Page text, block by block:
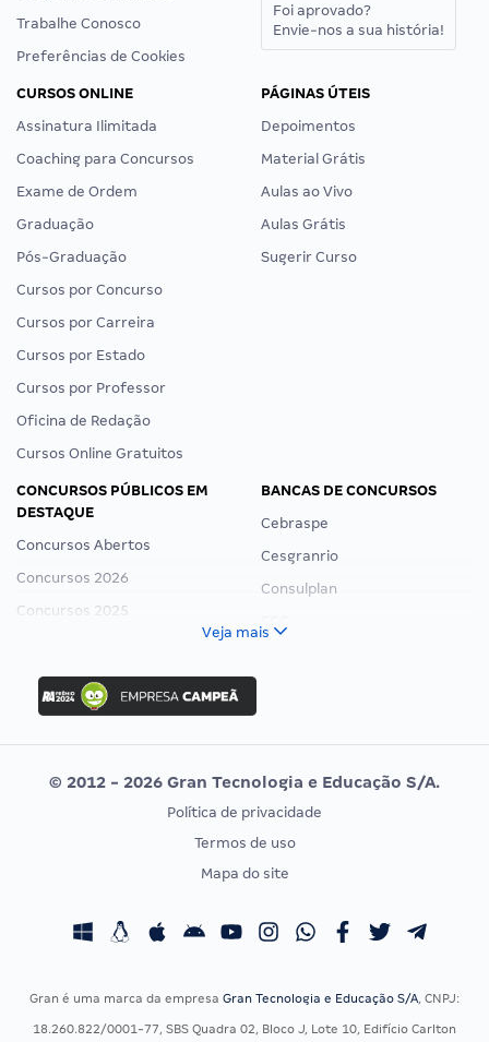
Trabalhe Conosco
Preferências de Cookies
Foi aprovado?
Envie-nos a sua história!
CURSOS ONLINE
Assinatura Ilimitada
Coaching para Concursos
Exame de Ordem
Graduação
Pós-Graduação
Cursos por Concurso
Cursos por Carreira
Cursos por Estado
Cursos por Professor
Oficina de Redação
Cursos Online Gratuitos
PÁGINAS ÚTEIS
Depoimentos
Material Grátis
Aulas ao Vivo
Aulas Grátis
Sugerir Curso
CONCURSOS PÚBLICOS EM
DESTAQUE
Concursos Abertos
Concursos 2026
Concursos 2025
Concurso Nacional Unificado
Concurso Ibama
Concurso MPU
Editais publicados
BANCAS DE CONCURSOS
Cebraspe
Cesgranrio
Consulplan
Vunesp
CONCURSOS POR PROFISSÃO
Concursos Fiscais
EXAME DE ORDEM
Calendário OAB
Veja mais
© 2012 - 2026 Gran Tecnologia e Educação S/A.
Política de privacidade
Termos de uso
Mapa do site
Gran é uma marca da empresa Gran Tecnologia e Educação S/A, CNPJ:
18.260.822/0001-77, SBS Quadra 02, Bloco J, Lote 10, Edifício Carlton